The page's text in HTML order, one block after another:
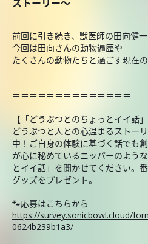
ストーリー～
前回に引き続き、獣医師の田向健
今回は田向さんの動物遍歴や
たくさんの動物たちと過ごす現在
＝＝＝＝＝＝＝＝＝＝＝＝＝＝
【「どうぶつとのちょっとイイ話
どうぶつと人との心温まるストー
中！ご自身の体験に基づく話でも
が心に秘めているニッパーのよう
とイイ話」を聞かせてください。
グッズをプレゼント。
🐾応募はこちらから
https://survey.sonicbowl.cloud/
0624b239b1a3/